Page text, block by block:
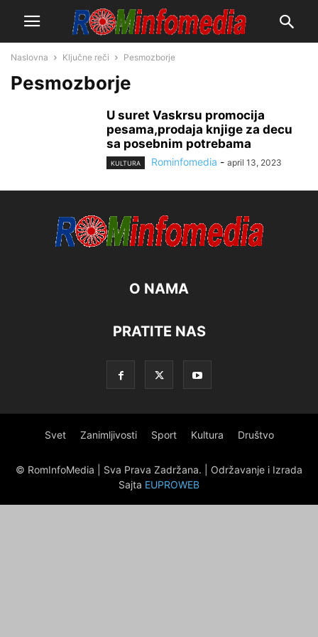
Naslovna Ključne reči Pesmozborje
Pesmozborje
U suret Vaskrsu promocija
pesama,prodaja knjige za decu
sa posebnim potrebama
KULTURA Rominfomedia - april 13, 2023
O NAMA
PRATITE NAS
Svet Zanimljivosti Sport Kultura Društvo
© RomInfoMedia | Sva Prava Zadržana. | Održavanje i Izrada
Sajta EUPROWEB